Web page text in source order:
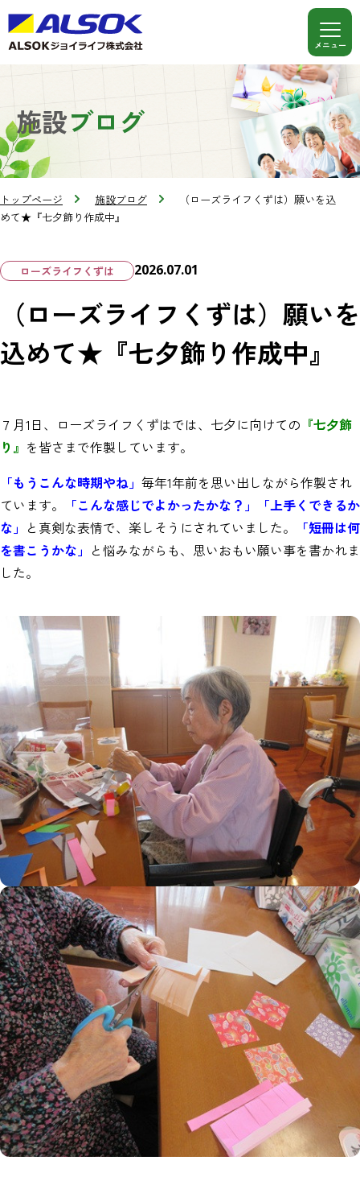
施設ブログ
トップページ 施設ブログ
（ローズライフくずは）願いを込
めて★『七夕飾り作成中』
ローズライフくずは 2026.07.01
（ローズライフくずは）願いを
込めて★『七夕飾り作成中』
７月1日、ローズライフくずはでは、七夕に向けての 『七夕飾
り』 を皆さまで作製しています。
「もうこんな時期やね」 毎年1年前を思い出しながら作製され
ています。
「こんな感じでよかったかな？」「上手くできるか
な」 と真剣な表情で、楽しそうにされていました。
「短冊は何
を書こうかな」 と悩みながらも、思いおもい願い事を書かれま
した。